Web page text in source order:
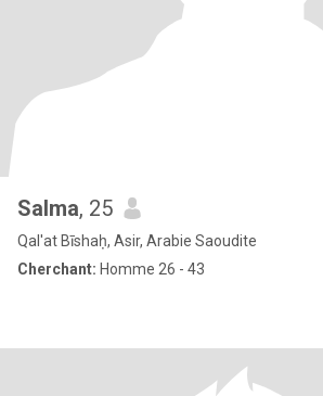
Salma, 25
Qal'at Bīshaḥ, Asir, Arabie Saoudite
Cherchant: Homme 26 - 43